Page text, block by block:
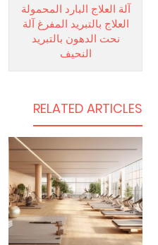
آلة العلاج البارد المحمولة
العلاج بالتبريد المفرغ آلة
نحت الدهون بالتبريد
النحيف
RELATED ARTICLES